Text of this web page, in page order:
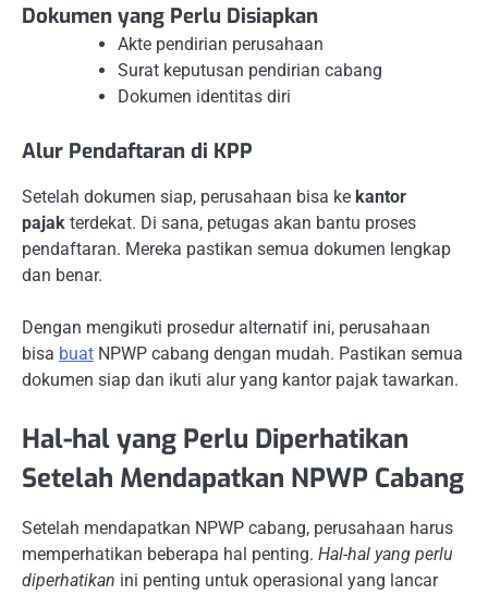
Dokumen yang Perlu Disiapkan
Akte pendirian perusahaan
Surat keputusan pendirian cabang
Dokumen identitas diri
Alur Pendaftaran di KPP
Setelah dokumen siap, perusahaan bisa ke kantor
pajak terdekat. Di sana, petugas akan bantu proses
pendaftaran. Mereka pastikan semua dokumen lengkap
dan benar.
Dengan mengikuti prosedur alternatif ini, perusahaan
bisa buat NPWP cabang dengan mudah. Pastikan semua
dokumen siap dan ikuti alur yang kantor pajak tawarkan.
Hal-hal yang Perlu Diperhatikan
Setelah Mendapatkan NPWP Cabang
Setelah mendapatkan NPWP cabang, perusahaan harus
memperhatikan beberapa hal penting. Hal-hal yang perlu
diperhatikan ini penting untuk operasional yang lancar